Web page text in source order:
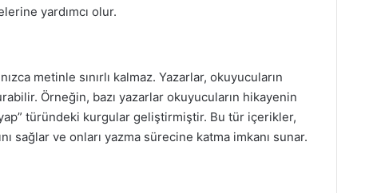
yardımcı olur.
metinle sınırlı kalmaz. Yazarlar, okuyucuların
Örneğin, bazı yazarlar okuyucuların hikayenin
türündeki kurgular geliştirmiştir. Bu tür içerikler,
sağlar ve onları yazma sürecine katma imkanı sunar.